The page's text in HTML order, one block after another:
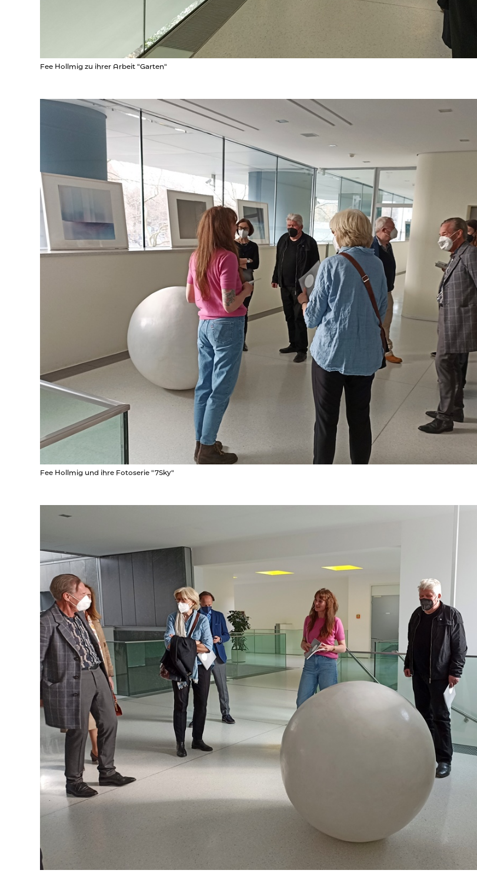
Fee Hollmig zu ihrer Arbeit "Garten"
Fee Hollmig und ihre Fotoserie "7Sky"